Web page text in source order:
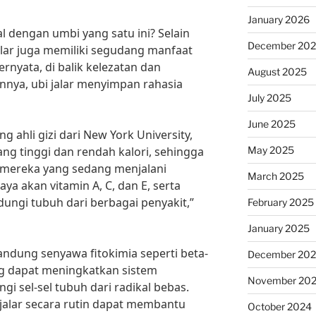
dengan umbi yang satu ini? Selain
juga memiliki segudang manfaat
di balik kelezatan dan
ubi jalar menyimpan rahasia
ahli gizi dari New York University,
tinggi dan rendah kalori, sehingga
yang sedang menjalani
akan vitamin A, C, dan E, serta
tubuh dari berbagai penyakit,”
senyawa fitokimia seperti beta-
dapat meningkatkan sistem
sel-sel tubuh dari radikal bebas.
secara rutin dapat membantu
January 2026
December
August 2025
July 2025
June 2025
May 2025
March 2025
February 2025
January 2025
December
November
October 2024